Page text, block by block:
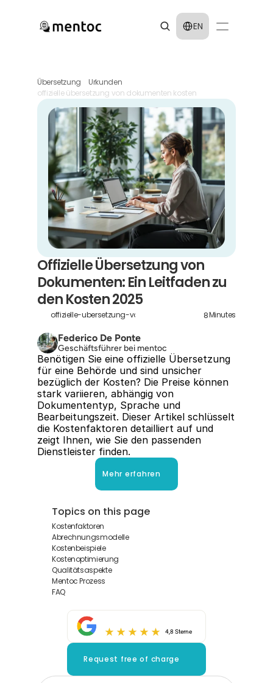
Select Language
EN
Übersetzung
Urkunden
offizielle übersetzung von dokumenten kosten
Offizielle Übersetzung von
Dokumenten: Ein Leitfaden zu
den Kosten 2025
offizielle-ubersetzung-von-dokumenten-kosten
8Minutes
Federico De Ponte
Geschäftsführer bei mentoc
Benötigen Sie eine offizielle Übersetzung
für eine Behörde und sind unsicher
bezüglich der Kosten? Die Preise können
stark variieren, abhängig von
Dokumententyp, Sprache und
Bearbeitungszeit. Dieser Artikel schlüsselt
die Kostenfaktoren detailliert auf und
zeigt Ihnen, wie Sie den passenden
Dienstleister finden.
Mehr erfahren
Topics on this page
Kostenfaktoren
Abrechnungsmodelle
Kostenbeispiele
Kostenoptimierung
Qualitätsaspekte
Mentoc Prozess
FAQ
4,8 Sterne
Request free of charge